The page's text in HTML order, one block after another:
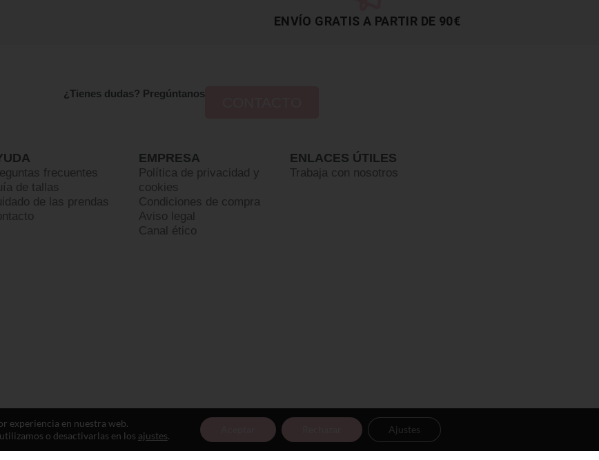
ENVÍO GRATIS A PARTIR DE 90€
¿Tienes dudas? Pregúntanos
frecuentes
de tallas
de las prendas
EMPRESA
Política de privacidad y
cookies
Condiciones de compra
Aviso legal
Canal ético
ENLACES ÚTILES
Trabaja con nosotros
experiencia en nuestra web.
o desactivarlas en los ajustes.
Ajustes